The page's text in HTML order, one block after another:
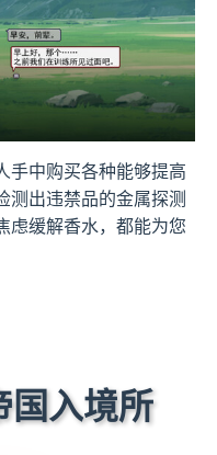
手中购买各种能够提高
测出违禁品的金属探测
虑缓解香水，都能为您
入境所